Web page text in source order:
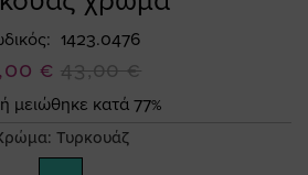
1423.0476
€ 43,00 €
μειώθηκε κατά 77%
Τυρκουάζ